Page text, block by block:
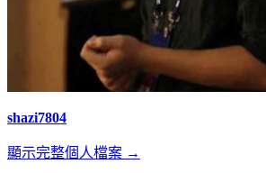
shazi7804
顯示完整個人檔案 →